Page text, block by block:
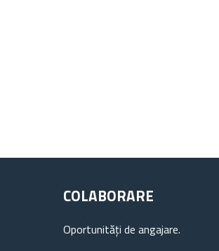
COLABORARE
Oportunități de angajare.